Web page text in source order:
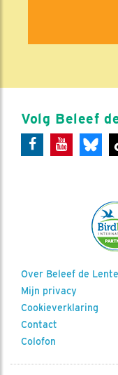
Volg Beleef
Over Beleef de Lente
Mijn privacy
Cookieverklaring
Contact
Colofon